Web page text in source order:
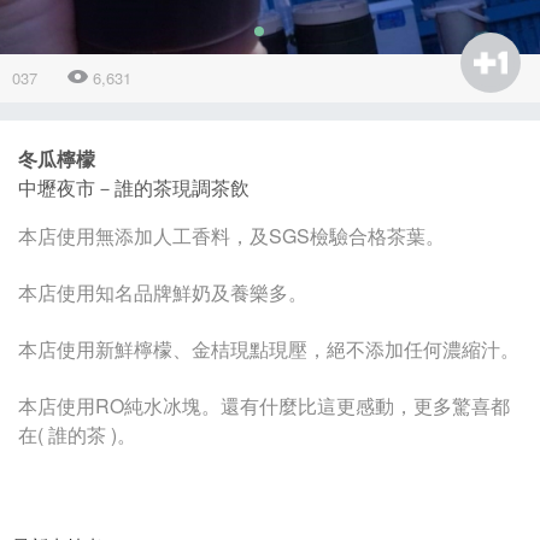
037 6,631
冬瓜檸檬
中壢夜市－誰的茶現調茶飲
本店使用無添加人工香料，及SGS檢驗合格茶葉。
本店使用知名品牌鮮奶及養樂多。
本店使用新鮮檸檬、金桔現點現壓，絕不添加任何濃縮汁。
本店使用RO純水冰塊。還有什麼比這更感動，更多驚喜都
在( 誰的茶 )。